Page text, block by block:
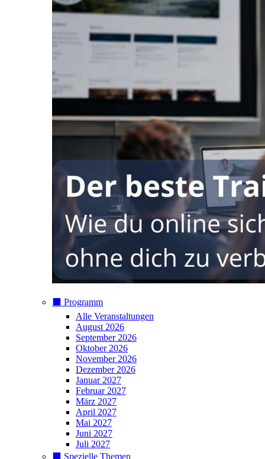
⬛️ Programm
Alle Veranstaltungen
August 2026
September 2026
Oktober 2026
November 2026
Dezember 2026
Januar 2027
Februar 2027
März 2027
April 2027
Mai 2027
Juni 2027
Juli 2027
⬛️ Spezielle Themen